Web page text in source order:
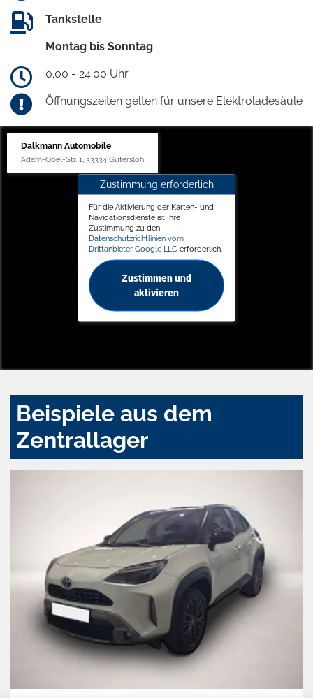
Tankstelle
Montag bis Sonntag
0.00 - 24.00 Uhr
Öffnungszeiten gelten für unsere Elektroladesäule
Dalkmann Automobile
Adam-Opel-Str. 1, 33334 Gütersloh
Zustimmung erforderlich
Für die Aktivierung der Karten- und
Navigationsdienste ist Ihre
Zustimmung zu den
Datenschutzrichtlinien vom
Drittanbieter Google LLC erforderlich.
Zustimmen und
aktivieren
Beispiele aus dem
Zentrallager